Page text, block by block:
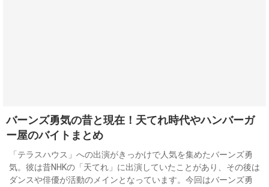
バーンズ勇気の昔と現在！天てれ時代やハンバーガ
ー屋のバイトまとめ
「テラスハウス」への出演がきっかけで人気を集めたバーンズ勇
気。彼は昔NHKの「天てれ」に出演していたことがあり、その後は
ダンスや俳優が活動のメインとなっています。今回はバーンズ勇